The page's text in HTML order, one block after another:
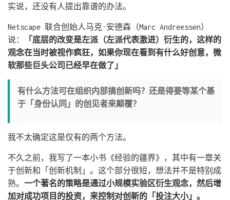
实说，还没有人提出靠谱的办法。
Netscape 联合创始人马克·安德森（Marc Andreessen）
说：
「底层的改变是左派（左派代表激进）衍生的，这样的
观念在当时被视作疯狂，如果你现在看到有什么好创意，微
软那些巨头公司已经早在做了」
有什么方法可在组织内部搞创新吗？还是得要等某个基
于「身份认同」的创见者来颠覆？
我不太确定这是仅有的两个方法。
不久之前，我写了一本小书《经验的疆界》，其中有一章关
于创新和「创新机制」。这个部分很短，想法并不是特别成
熟。 一个著名的策略是通过小规模实验区衍生观念，然后增
加对成功项目的投资，来控制对创新的「投注大小」。